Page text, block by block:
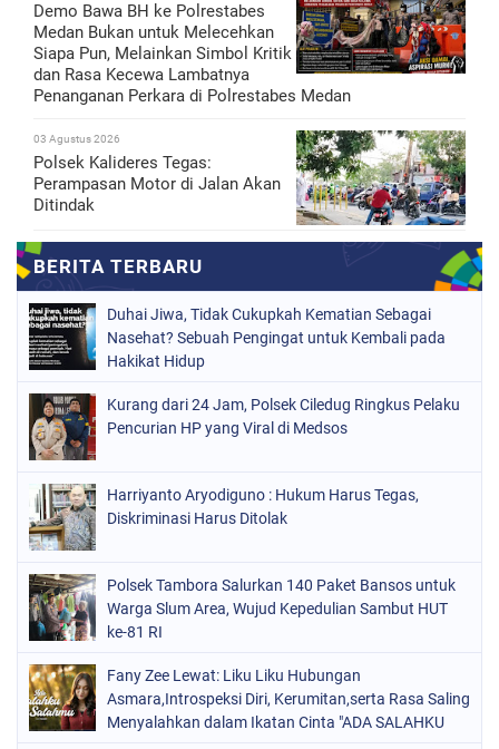
Demo Bawa BH ke Polrestabes
Medan Bukan untuk Melecehkan
Siapa Pun, Melainkan Simbol Kritik
dan Rasa Kecewa Lambatnya
Penanganan Perkara di Polrestabes Medan
03 Agustus 2026
Polsek Kalideres Tegas:
Perampasan Motor di Jalan Akan
Ditindak
Duhai Jiwa, Tidak Cukupkah Kematian Sebagai
Nasehat? Sebuah Pengingat untuk Kembali pada
Hakikat Hidup
Kurang dari 24 Jam, Polsek Ciledug Ringkus Pelaku
Pencurian HP yang Viral di Medsos
Harriyanto Aryodiguno : Hukum Harus Tegas,
Diskriminasi Harus Ditolak
Polsek Tambora Salurkan 140 Paket Bansos untuk
Warga Slum Area, Wujud Kepedulian Sambut HUT
ke-81 RI
Fany Zee Lewat: Liku Liku Hubungan
Asmara,Introspeksi Diri, Kerumitan,serta Rasa Saling
Menyalahkan dalam Ikatan Cinta "ADA SALAHKU